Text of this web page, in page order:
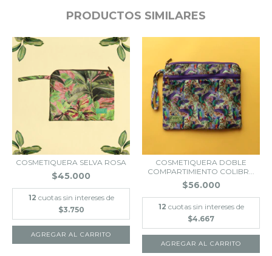
PRODUCTOS SIMILARES
COSMETIQUERA SELVA ROSA
$45.000
12 cuotas sin intereses de
$3.750
COSMETIQUERA DOBLE
COMPARTIMIENTO COLIBR...
$56.000
12 cuotas sin intereses de
$4.667